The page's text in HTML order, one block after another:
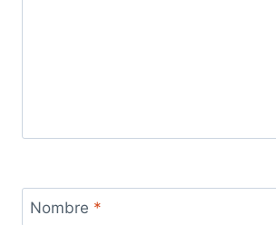
Nombre *